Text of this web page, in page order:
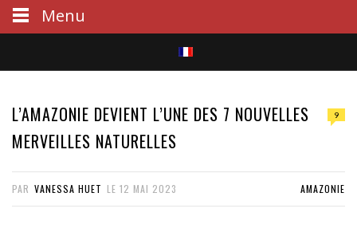
S
a
c
L’AMAZONIE DEVIENT L’UNE DES 7 NOUVELLES
MERVEILLES NATURELLES
9
PAR VANESSA HUET LE 12 MAI 2023 AMAZONIE
Menu